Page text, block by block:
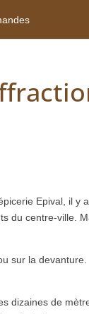
Epival, il y a
du centre-ville.
sur la devanture.
dizaines de